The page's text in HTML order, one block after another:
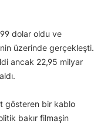
dolar oldu ve
üzerinde gerçekleşti.
ancak 22,95 milyar
gösteren bir kablo
bakır filmaşin